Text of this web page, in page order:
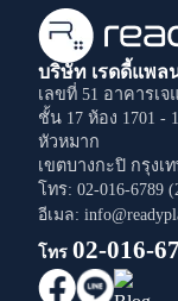
บริษัท เรดดี้แพล
เลขที่ 51 อาคารเจ
ชั้น 17 ห้อง 1701 -
หัวหมาก
เขตบางกะปิ กรุงเ
โทร: 02-016-6789
อีเมล:
โทร 02-016-